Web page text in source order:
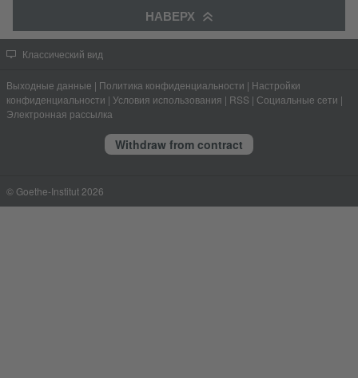
НАВЕРХ
Классический вид
Выходные данные | Политика конфиденциальности | Настройки
конфиденциальности | Условия использования | RSS | Социальные сети |
Электронная рассылка
Withdraw from contract
© Goethe-Institut 2026